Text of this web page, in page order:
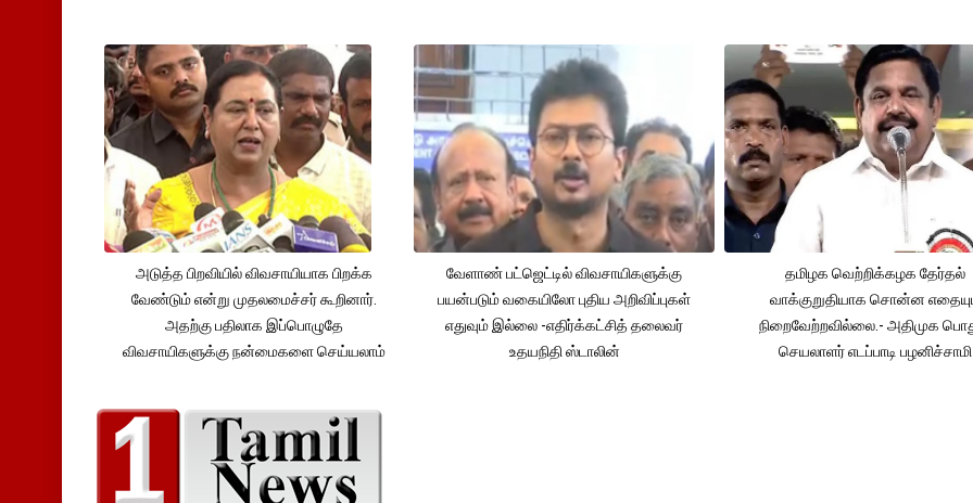
அடுத்த பிறவியில் விவசாயியாக பிறக்க
வேண்டும் என்று முதலமைச்சர் கூறினார்.
அதற்கு பதிலாக இப்பொழுதே
விவசாயிகளுக்கு நன்மைகளை செய்யலாம்
வேளாண் பட்ஜெட்டில் விவசாயிகளுக்கு
பயன்படும் வகையிலோ புதிய அறிவிப்புகள்
எதுவும் இல்லை -எதிர்க்கட்சித் தலைவர்
உதயநிதி ஸ்டாலின்
தமிழக வெற்றிக்கழக தேர்தல்
வாக்குறுதியாக சொன்ன
நிறைவேற்றவில்லை.- அதிமுக
செயலாளர் எடப்பாடி பழனிச்சாமி